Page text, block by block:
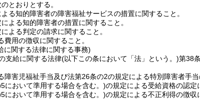
とおりとする。
る知的障害者の障害福祉サービスの措置に関すること。
よる知的障害者の措置に関すること。
よる判定の請求に関すること。
用の徴収に関すること。
に関する法律に関する事務)
支給に関する法律(以下この条において「法」という。)第38
障害児福祉手当及び法第26条の2の規定による特別障害者手当
において準用する場合を含む。)の規定による受給資格の認定
において準用する場合を含む。)の規定による不正利得の徴収